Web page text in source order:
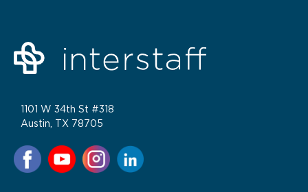
1101 W 34th St #318
Austin, TX 78705